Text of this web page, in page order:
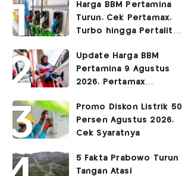
Harga BBM Pertamina
Turun, Cek Pertamax,
Turbo hingga Pertalite
Update Harga BBM
Pertamina 9 Agustus
2026, Pertamax
Promo Diskon Listrik 50
Persen Agustus 2026,
Cek Syaratnya
5 Fakta Prabowo Turun
Tangan Atasi